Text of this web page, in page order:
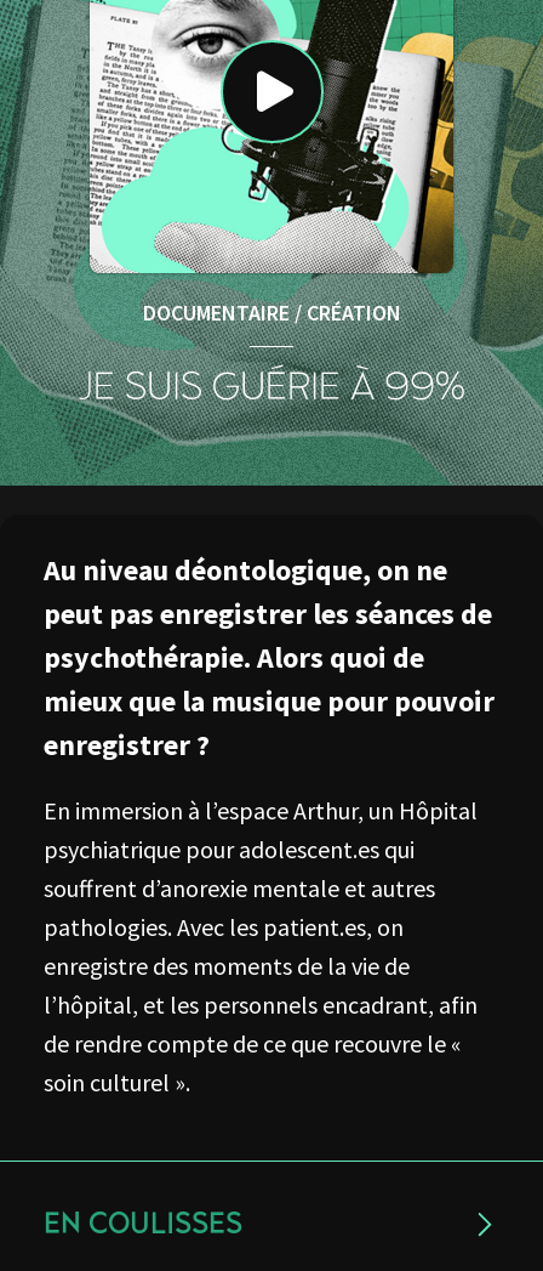
DOCUMENTAIRE / CRÉATION
JE SUIS GUÉRIE À 99%
Au niveau déontologique, on ne
peut pas enregistrer les séances de
psychothérapie. Alors quoi de
mieux que la musique pour pouvoir
enregistrer ?
En immersion à l’espace Arthur, un Hôpital
psychiatrique pour adolescent.es qui
souffrent d’anorexie mentale et autres
pathologies. Avec les patient.es, on
enregistre des moments de la vie de
l’hôpital, et les personnels encadrant, afin
de rendre compte de ce que recouvre le «
soin culturel ».
EN COULISSES